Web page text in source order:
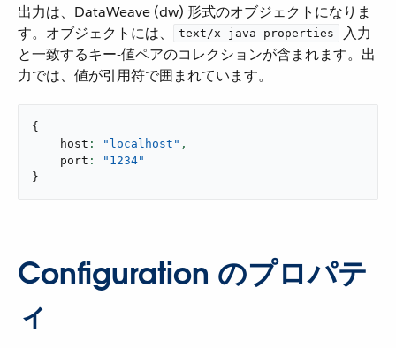
出力は、DataWeave (dw) 形式のオブジェクトになりま
す。オブジェクトには、​
text/x-java-properties
​ 入力
と一致するキー-値ペアのコレクションが含まれます。出
力では、値が引用符で囲まれています。
{
    host
: "localhost" ,
    port
:
"1234"
}
Configuration のプロパテ
ィ